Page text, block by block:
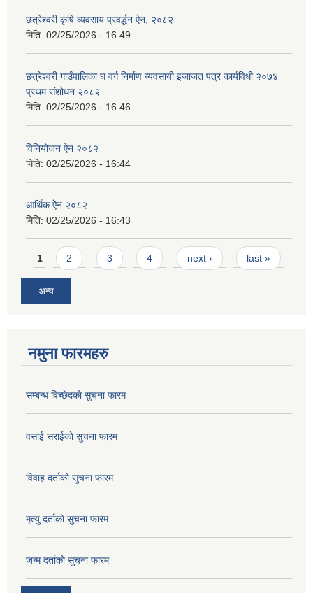
छत्रेश्‍वरी कृषि व्यवसाय प्रवर्द्धन ऐन, २०८२
मिति: 02/25/2026 - 16:49
छत्रेश्वरी गाउँपालिका घ वर्ग निर्माण ब्यवसायी इजाजत पत्र कार्यविधी २०७४
प्रथम संशोधन २०८२
मिति: 02/25/2026 - 16:46
विनियोजन ऐन २०८२
मिति: 02/25/2026 - 16:44
आर्थिक ऐेन २०८२
मिति: 02/25/2026 - 16:43
Pages
1 2 3 4 next › last »
अन्य
नमुना फारमहरु
सम्बन्ध विच्छेदकाे सुचना फारम
वसाई सराईकाे सुचना फारम
विवाह दर्ताकाे सुचना फारम
मृत्यु दर्ताकाे सुचना फारम
जन्म दर्ताकाे सुचना फारम